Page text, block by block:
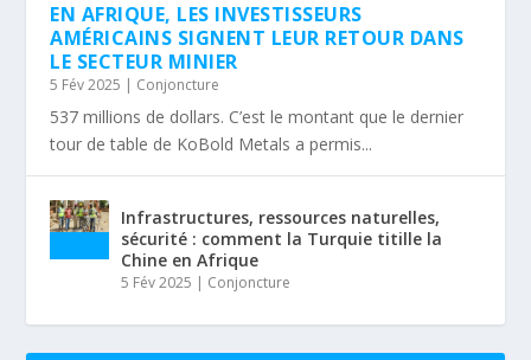
EN AFRIQUE, LES INVESTISSEURS
AMÉRICAINS SIGNENT LEUR RETOUR DANS
LE SECTEUR MINIER
5 Fév 2025 Conjoncture
537 millions de dollars. C’est le montant que le dernier
tour de table de KoBold Metals a permis...
Infrastructures, ressources naturelles,
sécurité : comment la Turquie titille la
Chine en Afrique
5 Fév 2025 Conjoncture